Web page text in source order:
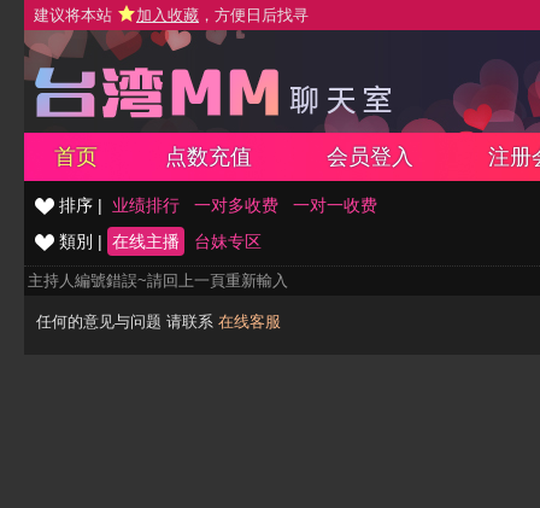
建议将本站 加入收藏 ，方便日后找寻
首页 点数充值 会员登入 注册
排序 | 业绩排行 一对多收费
一对一收费
類別 | 在线主播 台妹专区
主持人編號錯誤~請回上一頁重新輸入
任何的意见与问题 请联系 在线客服